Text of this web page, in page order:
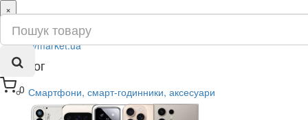
0
×
ru
ua
Каталог
Смартфони, смарт-годинники, аксесуари